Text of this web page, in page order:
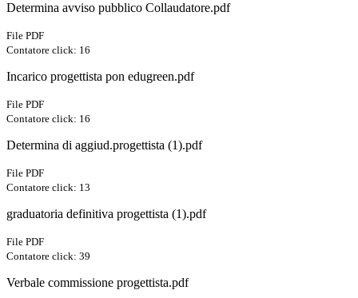
Determina avviso pubblico Collaudatore.pdf
File PDF
Contatore click: 16
Incarico progettista pon edugreen.pdf
File PDF
Contatore click: 16
Determina di aggiud.progettista (1).pdf
File PDF
Contatore click: 13
graduatoria definitiva progettista (1).pdf
File PDF
Contatore click: 39
Verbale commissione progettista.pdf